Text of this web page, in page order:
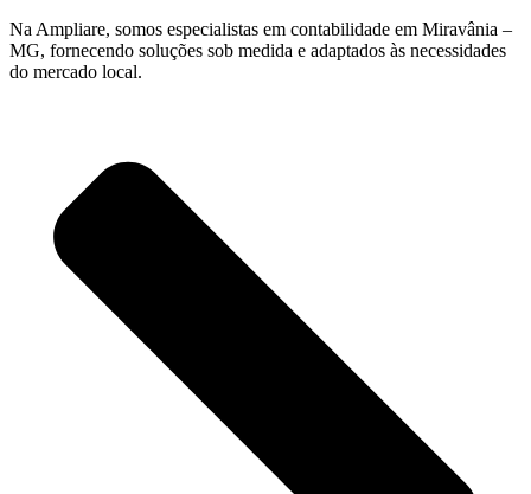
Na Ampliare, somos especialistas em contabilidade em Miravânia –
MG, fornecendo soluções sob medida e adaptados às necessidades
do mercado local.